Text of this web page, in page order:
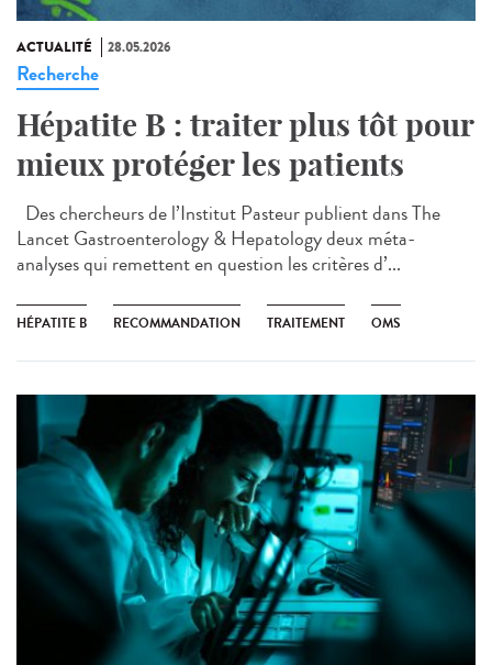
ACTUALITÉ 28.05.2026
Recherche
Hépatite B : traiter plus tôt pour
mieux protéger les patients
Des chercheurs de l’Institut Pasteur publient dans The
Lancet Gastroenterology & Hepatology deux méta-
analyses qui remettent en question les critères d’...
HÉPATITE B RECOMMANDATION TRAITEMENT OMS